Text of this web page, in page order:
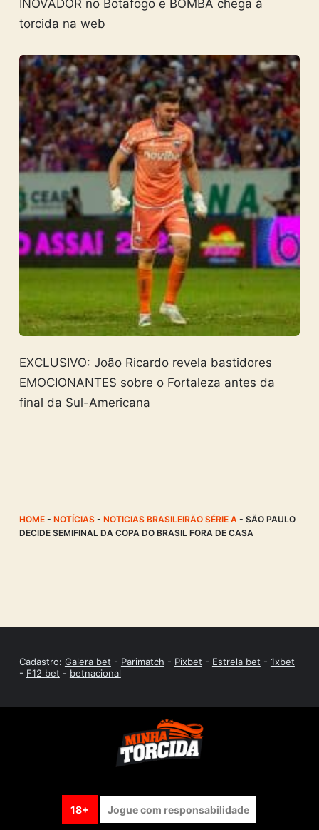
INOVADOR no Botafogo e BOMBA chega à
torcida na web
EXCLUSIVO: João Ricardo revela bastidores
EMOCIONANTES sobre o Fortaleza antes da
final da Sul-Americana
HOME- NOTÍCIAS- NOTICIAS BRASILEIRÃO SÉRIE A - SÃO PAULO
DECIDE SEMIFINAL DA COPA DO BRASIL FORA DE CASA
Cadastro: Galera bet - Parimatch - Pixbet - Estrela bet - 1xbet
- F12 bet - betnacional
18+ Jogue com responsabilidade